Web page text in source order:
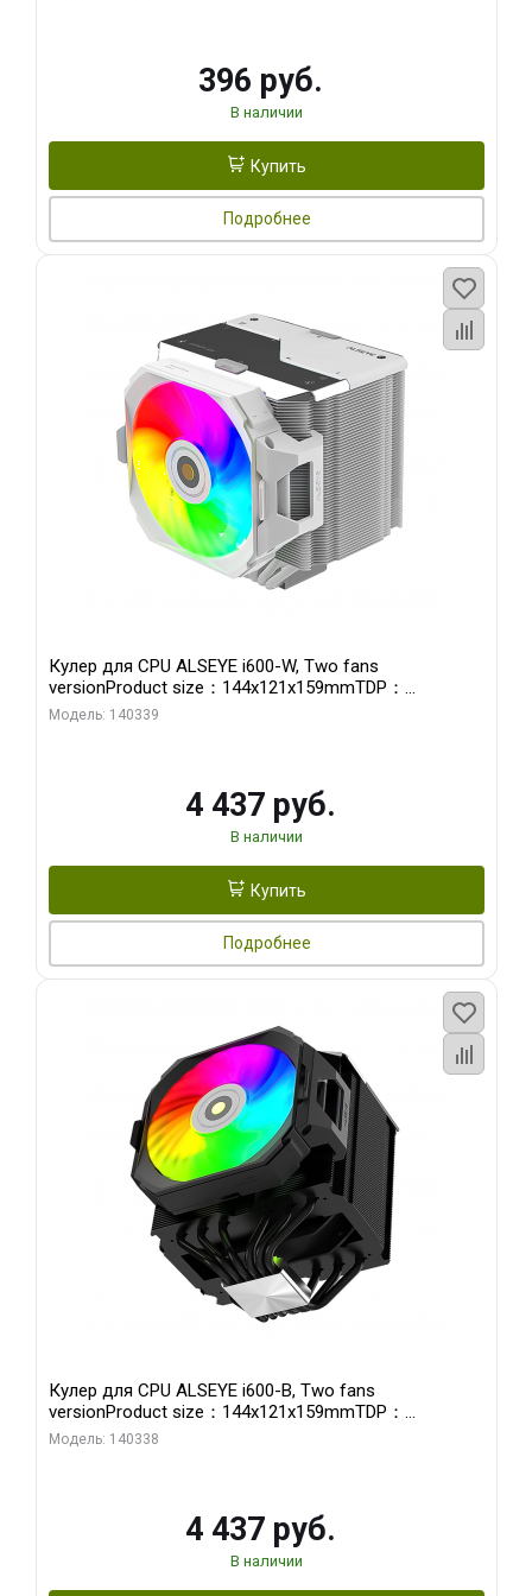
396 руб.
В наличии
Купить
Подробнее
Кулер для CPU ALSEYE i600-W, Two fans
versionProduct size：144x121x159mmTDP：
270WSoldering technology CD textureApplication:Intel：
Модель: 140339
4 437 руб.
В наличии
Купить
Подробнее
Кулер для CPU ALSEYE i600-B, Two fans
versionProduct size：144x121x159mmTDP：
270WSoldering technology CD textureApplication:Intel：
Модель: 140338
4 437 руб.
В наличии